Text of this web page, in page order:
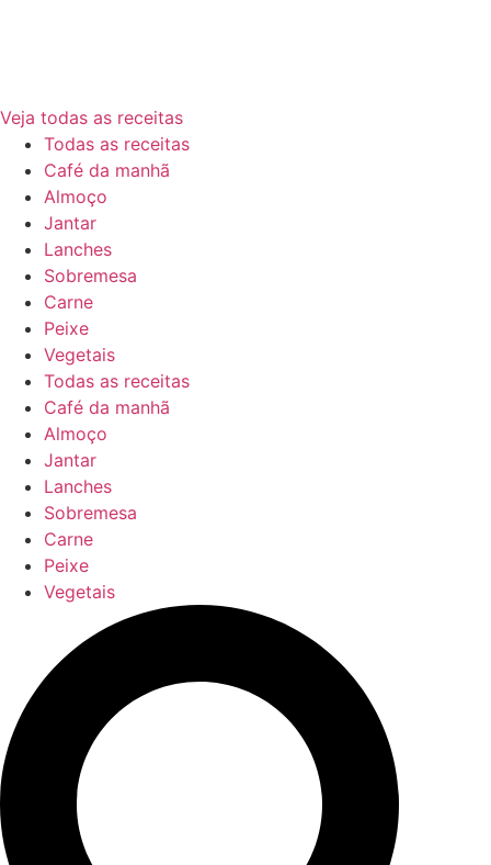
Veja todas as receitas
Todas as receitas
Café da manhã
Almoço
Jantar
Lanches
Sobremesa
Carne
Peixe
Vegetais
Todas as receitas
Café da manhã
Almoço
Jantar
Lanches
Sobremesa
Carne
Peixe
Vegetais